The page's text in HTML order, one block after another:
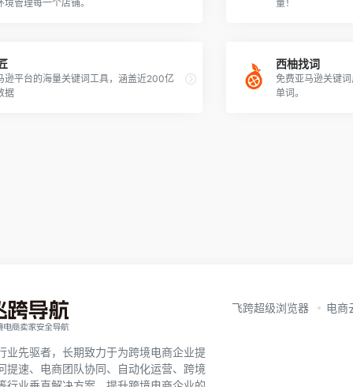
境管理每一个店铺。
量！
逊平台的海量关键词工具，涵盖近200亿
据
西柚找词
免费亚马逊关键
单词。
业先驱者，长期致力于为跨境电商企业提
提速、电商团队协同、自动化运营、跨境
飞跨超级浏览器 电商